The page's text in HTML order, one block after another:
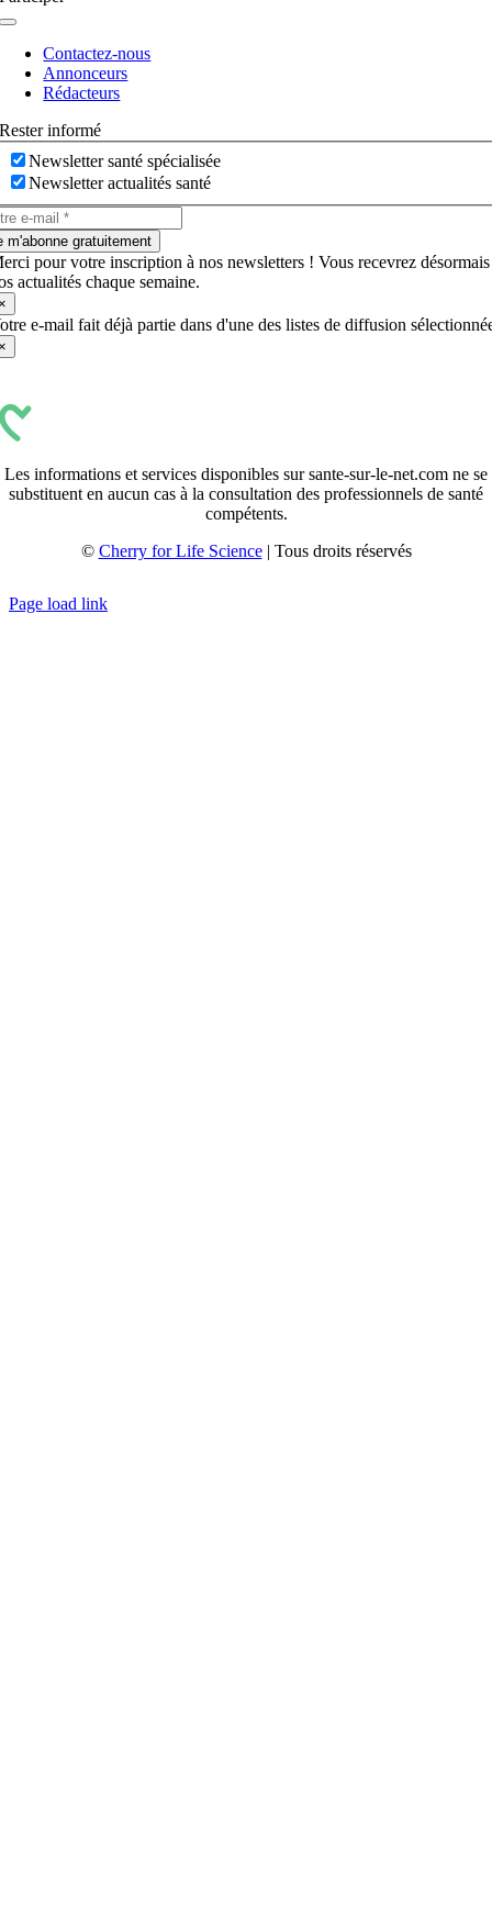
Navigation
basculeContactez-nous
Annonceurs
Rédacteurs
Rester informé
Newsletter santé spécialisée
Newsletter actualités santé
m'abonne gratuitement
pour votre inscription à nos newsletters ! Vous recevrez désormais
actualités chaque semaine.
e-mail fait déjà partie dans d'une des listes de diffusion
Les informations et services disponibles sur sante-sur-le-net.com ne se
substituent en aucun cas à la consultation des professionnels de santé
compétents.
© Cherry for Life Science| Tous droits réservés
Page load link